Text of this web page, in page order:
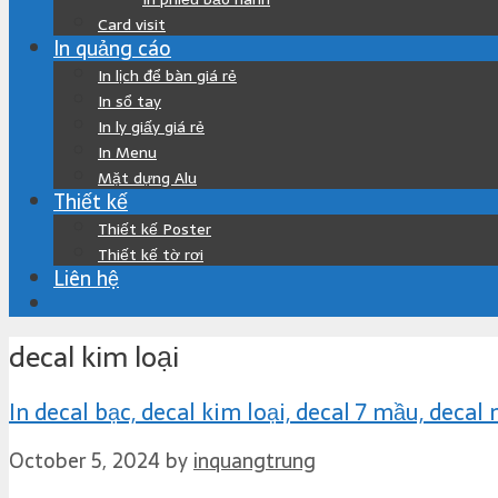
Card visit
In quảng cáo
In lịch để bàn giá rẻ
In sổ tay
In ly giấy giá rẻ
In Menu
Mặt dựng Alu
Thiết kế
Thiết kế Poster
Thiết kế tờ rơi
Liên hệ
decal kim loại
In decal bạc, decal kim loại, decal 7 mầu, decal
October 5, 2024 byinquangtrung